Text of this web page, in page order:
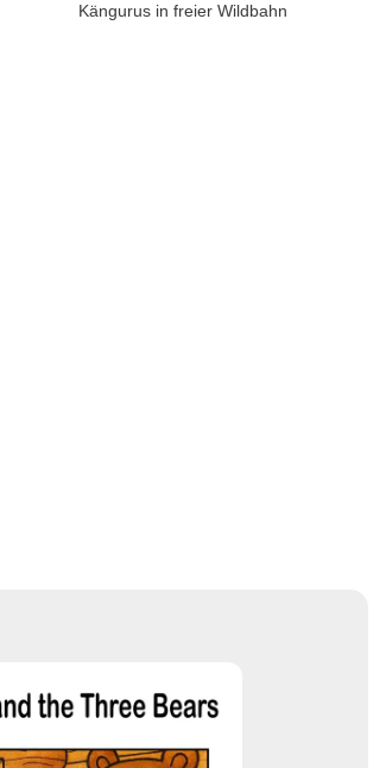
Kängurus in freier Wildbahn